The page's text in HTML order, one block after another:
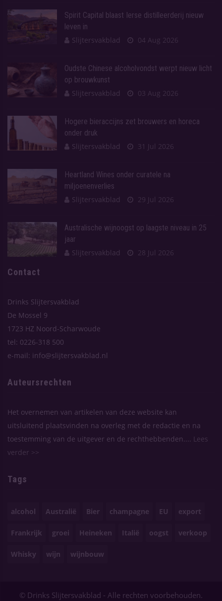
Spirit Capital blaast Ierse distilleerderij nieuw
leven in
Slijtersvakblad
04 Aug 2026
Oudste Chinese alcoholvondst werpt nieuw licht
op brouwkunst
Slijtersvakblad
03 Aug 2026
Hogere bieraccijns zet brouwers en horeca
onder druk
Slijtersvakblad
31 Jul 2026
Heartland Wines onder curatele na
miljoenenverlies
Slijtersvakblad
29 Jul 2026
Australische wijnoogst op laagste niveau in 25
jaar
Slijtersvakblad
28 Jul 2026
Contact
Drinks Slijtersvakblad
De Mossel 9
1723 HZ Noord-Scharwoude
tel: 0226-318 500
e-mail: info@slijtersvakblad.nl
Auteursrechten
Het overnemen van artikelen van deze website kan
uitsluitend plaatsvinden na overleg met de redactie en na
toestemming van de uitgever en de rechthebbenden....
Lees
verder >>
Tags
alcohol Australië Bier champagne EU export
Frankrijk groei Heineken Italië oogst verkoop
Whisky wijn wijnbouw
© Drinks Slijtersvakblad - Alle rechten voorbehouden.